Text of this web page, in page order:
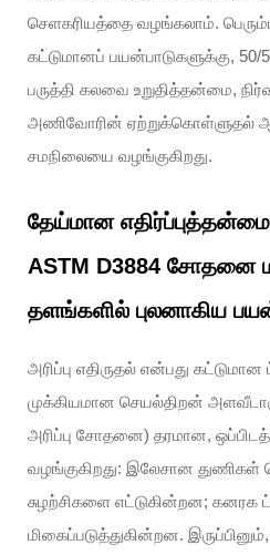
செளகரியத்தை வழங்கலாம்.
கட்டுமானப் பயன்பாடுகளுக்கு, 50/
பருத்தி கலவை உறுதித்தன்மை,
அணிவோரின் ஏற்றுக்கொள்ளுதல்
சமநிலையை வழங்குகிறது.
தேய்மான
ASTM D3884 சோதனை
தளங்களில் புலனாகிய
அரிப்பு எதிருதல் என்பது
முக்கியமான செயல்திறன்
அரிப்பு சோதனை) தரமான,
வழங்குகிறது: இலேசான துணிகள்
சுழற்சிகளை எட்டுகின்றன; கனரக
மிகைப்படுத்துகின்றன.